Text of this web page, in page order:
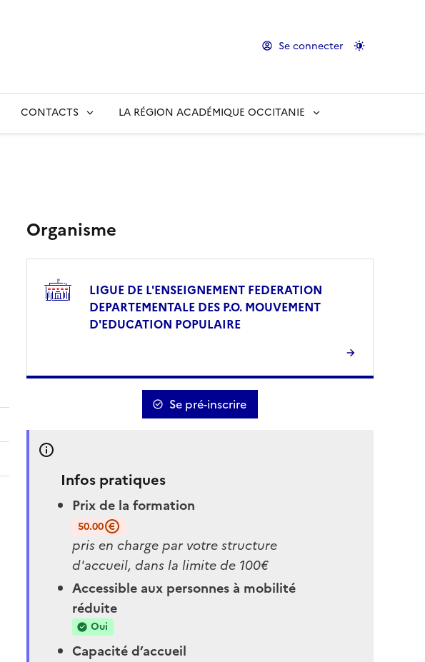
Se connecter
CONTACTS LA RÉGION ACADÉMIQUE OCCITANIE
Organisme
LIGUE DE L'ENSEIGNEMENT FEDERATION
DEPARTEMENTALE DES P.O. MOUVEMENT
D'EDUCATION POPULAIRE
Se pré-inscrire
Infos pratiques
Prix de la formation
50.00
pris en charge par votre structure
d'accueil, dans la limite de 100€
Accessible aux personnes à mobilité
réduite
Oui
Capacité d’accueil